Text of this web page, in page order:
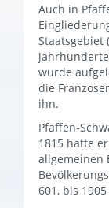
Auch in
Staatsgebiet
wurde
die
ihn.
Pfaffen-
1815 hatte
allgemeinen
601, bis